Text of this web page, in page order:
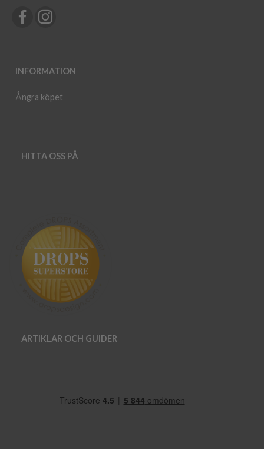
INFORMATION
Ångra köpet
HITTA OSS PÅ
ARTIKLAR OCH GUIDER